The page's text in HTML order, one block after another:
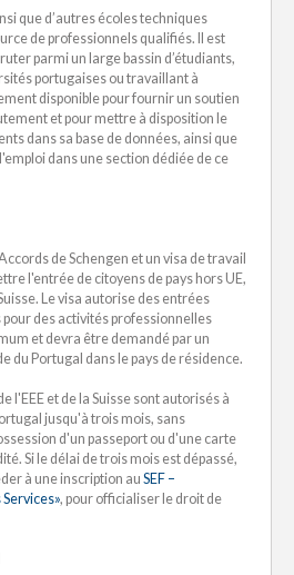
que d’autres écoles techniques
de professionnels qualifiés. Il est
parmi un large bassin d’étudiants,
portugaises ou travaillant à
disponible pour fournir un soutien
et pour mettre à disposition le
dans sa base de données, ainsi que
dans une section dédiée de ce
de Schengen et un visa de travail
l'entrée de citoyens de pays hors UE,
Le visa autorise des entrées
des activités professionnelles
et devra être demandé par un
du Portugal dans le pays de résidence.
l'EEE et de la Suisse sont autorisés à
jusqu'à trois mois, sans
d'un passeport ou d'une carte
Si le délai de trois mois est dépassé,
à une inscription au SEF –
, pour officialiser le droit de